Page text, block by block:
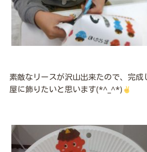
素敵なリースが沢山出来たので、完成
屋に飾りたいと思います(*^_^*)